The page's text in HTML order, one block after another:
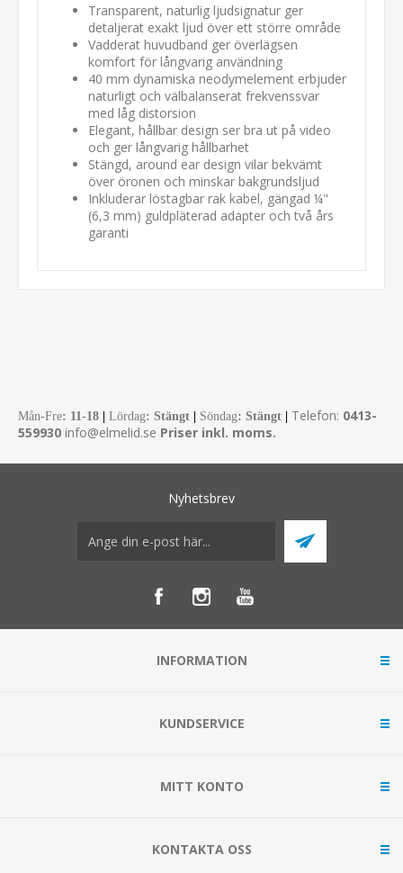
Transparent, naturlig ljudsignatur ger
detaljerat exakt ljud över ett större område
Vadderat huvudband ger överlägsen
komfort för långvarig användning
40 mm dynamiska neodymelement erbjuder
naturligt och välbalanserat frekvenssvar
med låg distorsion
Elegant, hållbar design ser bra ut på video
och ger långvarig hållbarhet
Stängd, around ear design vilar bekvämt
över öronen och minskar bakgrundsljud
Inkluderar löstagbar rak kabel, gängad ¼"
(6,3 mm) guldpläterad adapter och två års
garanti
Mån-Fre: 11-18 Lördag: Stängt Söndag: Stängt Telefon: 0413-
559930 info@elmelid.se Priser inkl. moms.
Nyhetsbrev
INFORMATION
KUNDSERVICE
MITT KONTO
KONTAKTA OSS